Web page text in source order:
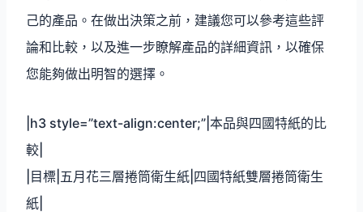
己的產品。在做出決策之前，建議您可以參考這些評
論和比較，以及進一步瞭解產品的詳細資訊，以確保
您能夠做出明智的選擇。
|h3 style=”text-align:center;”|本品與四國特紙的比
較|
|目標|五月花三層捲筒衛生紙|四國特紙雙層捲筒衛生
紙|